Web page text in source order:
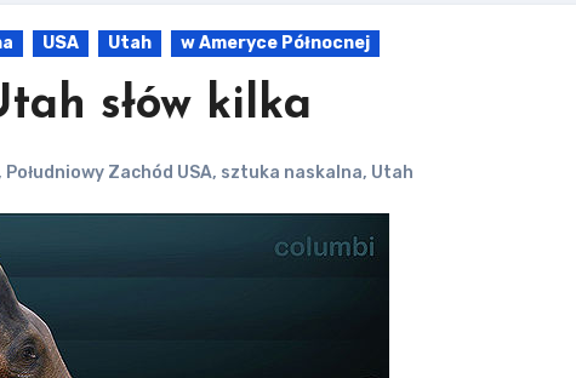
USA Utah w Ameryce Północnej
słów kilka
Południowy Zachód USA, sztuka naskalna, Utah